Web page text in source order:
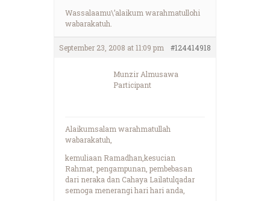
Wassalaamu\’alaikum warahmatullohi
wabarakatuh.
September 23, 2008 at 11:09 pm #124414918
Munzir Almusawa
Participant
Alaikumsalam warahmatullah
wabarakatuh,
kemuliaan Ramadhan,kesucian
Rahmat, pengampunan, pembebasan
dari neraka dan Cahaya Lailatulqadar
semoga menerangi hari hari anda,